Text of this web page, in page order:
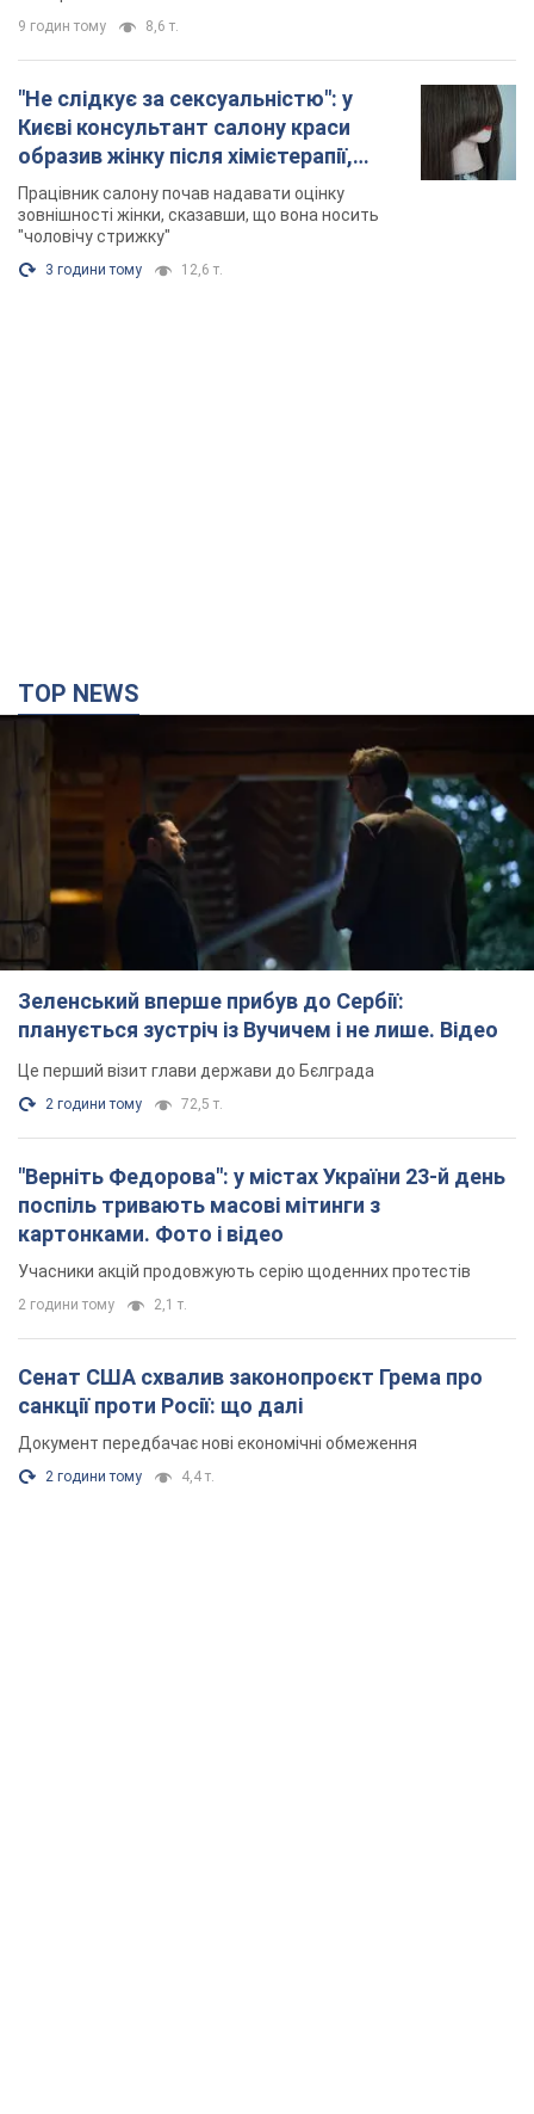
9 годин тому 8,6 т.
"Не слідкує за сексуальністю": у
Києві консультант салону краси
образив жінку після хімієтерапії,
розгорівся скандал. Фото
Працівник салону почав надавати оцінку
зовнішності жінки, сказавши, що вона носить
"чоловічу стрижку"
3 години тому 12,6 т.
TOP NEWS
Зеленський вперше прибув до Сербії:
планується зустріч із Вучичем і не лише. Відео
Це перший візит глави держави до Бєлграда
2 години тому 72,5 т.
"Верніть Федорова": у містах України 23-й день
поспіль тривають масові мітинги з
картонками. Фото і відео
Учасники акцій продовжують серію щоденних протестів
2 години тому 2,1 т.
Сенат США схвалив законопроєкт Грема про
санкції проти Росії: що далі
Документ передбачає нові економічні обмеження
2 години тому 4,4 т.